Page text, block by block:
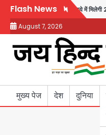
Skip
content
Flash News
पहल, अब सिर्फ 30 रुपये में मिलेगी 24 घंटे
August 7, 2026
मुख्य पेज देश दुनिया